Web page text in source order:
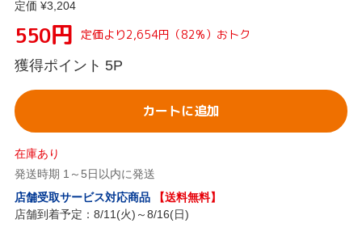
定価 ¥3,204
550円 定価より2,654円（82%）おトク
獲得ポイント 5P
カートに追加
在庫あり
発送時期 1～5日以内に発送
店舗受取サービス対応商品
【送料無料】
店舗到着予定：8/11(火)～8/16(日)